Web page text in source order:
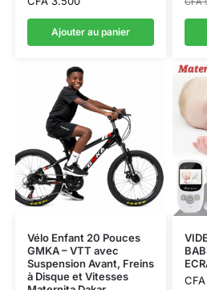
Ajouter au panier
Vélo Enfant 20 Pouces
GMKA – VTT avec
Suspension Avant, Freins
à Disque et Vitesses
CFA